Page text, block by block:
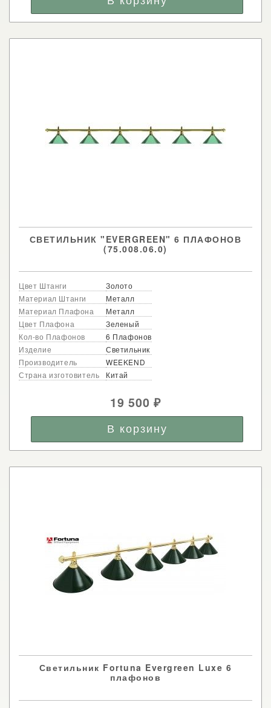
СВЕТИЛЬНИК "EVERGREEN" 6 ПЛАФОНОВ
(75.008.06.0)
Цвет Штанги
Золото
Материал Штанги
Металл
Материал Плафона
Металл
Цвет Плафона
Зеленый
Кол-во Плафонов
6 Плафонов
Изделие
Светильник
Производитель
WEEKEND
Страна изготовитель
Китай
19 500₽
Светильник Fortuna Evergreen Luxe 6
плафонов